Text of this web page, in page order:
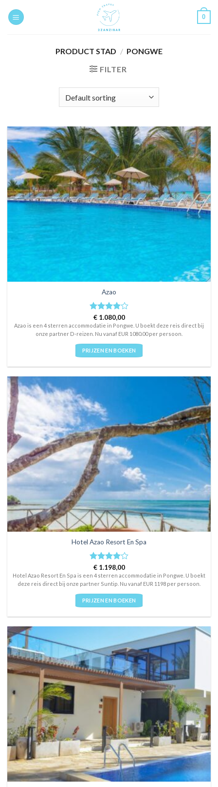
0
PRODUCT STAD / PONGWE
FILTER
Azao
Rated4
out of 5
€1.080,00
Azao is een 4 sterren accommodatie in Pongwe. U boekt deze reis direct bij
onze partner D-reizen. Nu vanaf EUR 1080.00 per persoon.
PRIJZEN EN BOEKEN
Hotel Azao Resort En Spa
Rated4
out of 5
€1.198,00
Hotel Azao Resort En Spa is een 4 sterren accommodatie in Pongwe. U boekt
deze reis direct bij onze partner Suntip. Nu vanaf EUR 1198 per persoon.
PRIJZEN EN BOEKEN